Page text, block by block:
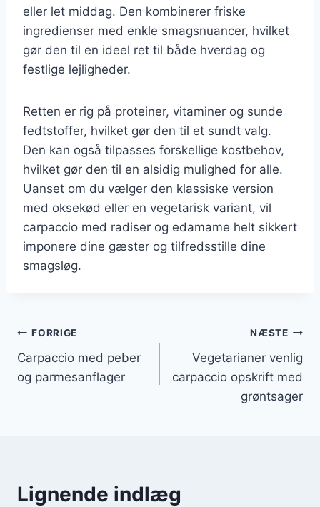
eller let middag. Den kombinerer friske
ingredienser med enkle smagsnuancer, hvilket
gør den til en ideel ret til både hverdag og
festlige lejligheder.
Retten er rig på proteiner, vitaminer og sunde
fedtstoffer, hvilket gør den til et sundt valg.
Den kan også tilpasses forskellige kostbehov,
hvilket gør den til en alsidig mulighed for alle.
Uanset om du vælger den klassiske version
med oksekød eller en vegetarisk variant, vil
carpaccio med radiser og edamame helt sikkert
imponere dine gæster og tilfredsstille dine
smagsløg.
Indlægsnavigation
FORRIGE
Carpaccio med peber
og parmesanflager
NÆSTE
Vegetarianer venlig
carpaccio opskrift med
grøntsager
Lignende indlæg